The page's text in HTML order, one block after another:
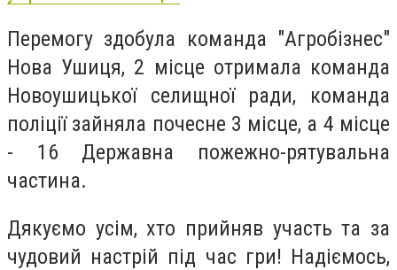
Перемогу здобула команда "Агробізнес"
Нова Ушиця, 2 місце отримала команда
Новоушицької селищної ради, команда
поліції зайняла почесне 3 місце, а 4 місце
- 16 Державна пожежно-рятувальна
частина.
Дякуємо усім, хто прийняв участь та за
чудовий настрій під час гри! Надіємось,